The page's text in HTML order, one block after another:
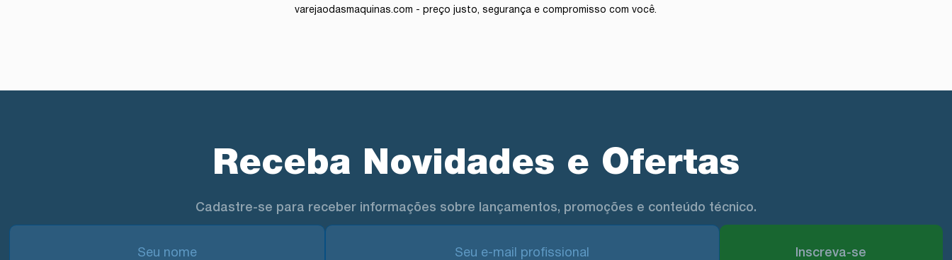
varejaodasmaquinas.com - preço justo, segurança e compromisso com você.
Receba Novidades e Ofertas
Cadastre-se para receber informações sobre lançamentos, promoções e conteúdo técnico.
Inscreva-se